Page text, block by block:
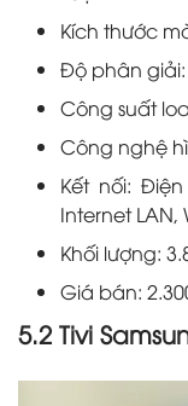
Kích thước
Độ phân giải:
Công suất
Công nghệ
Kết nối:
Internet LAN,
Khối lượng:
Giá bán:
5.2 Tivi